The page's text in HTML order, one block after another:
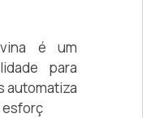
é um
para
automatiza
esforç